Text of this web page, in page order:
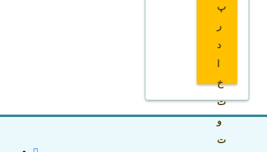
پ
ر
د
ا
خ
ت
و
ت